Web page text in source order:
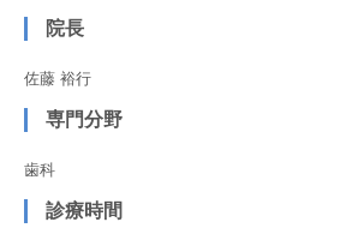
院長
佐藤 裕行
専門分野
歯科
診療時間